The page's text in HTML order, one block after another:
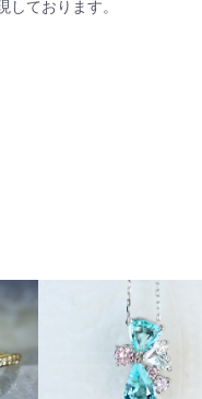
しております。